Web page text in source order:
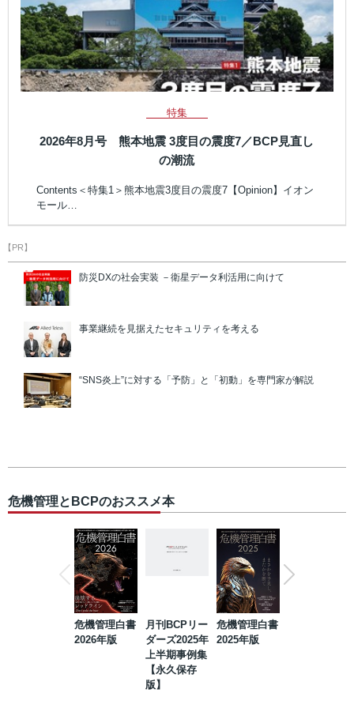
特集
2026年8月号 熊本地震 3度目の震度7／BCP見直し
の潮流
Contents＜特集1＞熊本地震3度目の震度7【Opinion】イオン
モール…
【PR】
防災DXの社会実装 －衛星データ利活用に向けて
事業継続を見据えたセキュリティを考える
“SNS炎上”に対する「予防」と「初動」を専門家が解説
危機管理とBCPのおススメ本
危機管理白書
2026年版
月刊BCPリー
ダーズ2025年
上半期事例集
【永久保存
版】
危機管理白書
2025年版